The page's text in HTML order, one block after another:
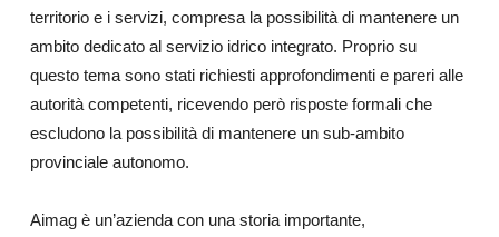
territorio e i servizi, compresa la possibilità di mantenere un
ambito dedicato al servizio idrico integrato. Proprio su
questo tema sono stati richiesti approfondimenti e pareri alle
autorità competenti, ricevendo però risposte formali che
escludono la possibilità di mantenere un sub-ambito
provinciale autonomo.
Aimag è un’azienda con una storia importante,